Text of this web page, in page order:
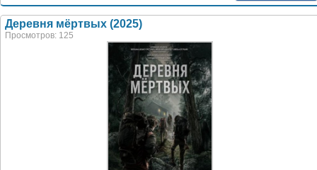
Деревня мёртвых (2025)
Просмотров: 125